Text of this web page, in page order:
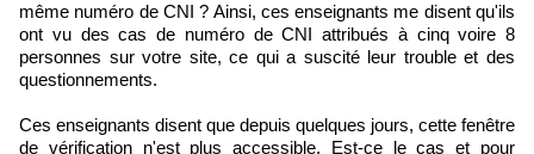
même numéro de CNI ? Ainsi, ces enseignants me disent qu'ils
ont vu des cas de numéro de CNI attribués à cinq voire 8
personnes sur votre site, ce qui a suscité leur trouble et des
questionnements.
Ces enseignants disent que depuis quelques jours, cette fenêtre
de vérification n'est plus accessible. Est-ce le cas et pour